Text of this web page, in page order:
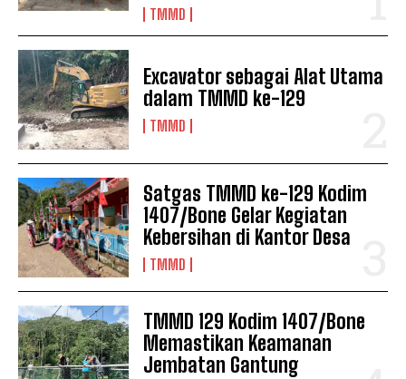
TMMD
Excavator sebagai Alat Utama
dalam TMMD ke-129
TMMD
Satgas TMMD ke-129 Kodim
1407/Bone Gelar Kegiatan
Kebersihan di Kantor Desa
TMMD
TMMD 129 Kodim 1407/Bone
Memastikan Keamanan
Jembatan Gantung